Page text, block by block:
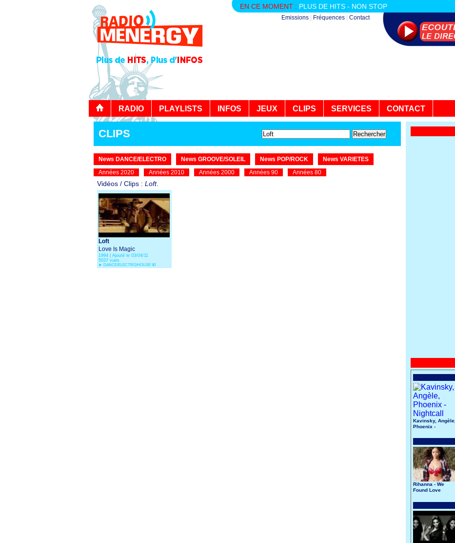
EN CE MOMENT : PLUS DE HITS - NON STOP
Emissions Fréquences Contact
RADIO PLAYLISTS INFOS JEUX CLIPS SERVICES CONTACT
CLIPS
News DANCE/ELECTRO News GROOVE/SOLEIL News POP/ROCK
News VARIETES
Années 2020
Années 2010 Années 2000 Années 90 Années 80
Vidéos / Clips : Loft.
Loft
Love Is Magic
1994 | Ajouté le 03/04/11
5037 vues
► DANCE/ELECTRO/HOUSE 90
Kavinsky, Angèle,
Phoenix -
Rihanna - We
Found Love